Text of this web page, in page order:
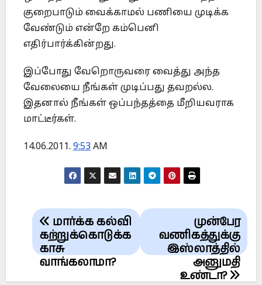
குறைபாடும் வைக்காமல் பணியை முடிக்க
வேண்டும் என்றே கம்பெனி
எதிர்பார்க்கின்றது.
இப்போது வேறொருவரை வைத்து அந்த
வேலையை நீங்கள் முடிப்பது தவறல்ல.
இதனால் நீங்கள் ஒப்பந்தத்தை மீறியவராக
மாட்டீர்கள்.
14.06.2011. 9:53 AM
Post
navigation
முன்பேர
வணிகத்துக்கு
இஸ்லாத்தில்
அனுமதி
உண்டா?
மார்க்க கல்வி
கற்றுக்கொடுக்க
காசு
வாங்கலாமா?